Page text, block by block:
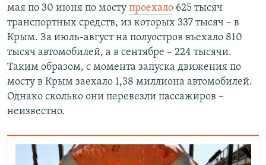
мая по 30 июня по мосту проехало 625 тысяч
транспортных средств, из которых 337 тысяч – в
Крым. За июль-август на полуостров въехало 810
тысяч автомобилей, а в сентябре – 224 тысячи.
Таким образом, с момента запуска движения по
мосту в Крым заехало 1,38 миллиона автомобилей.
Однако сколько они перевезли пассажиров –
неизвестно.